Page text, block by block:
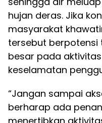
hujan deras. Jika
masyarakat
tersebut
besar pada
keselamatan
“Jangan sampai
berharap ada